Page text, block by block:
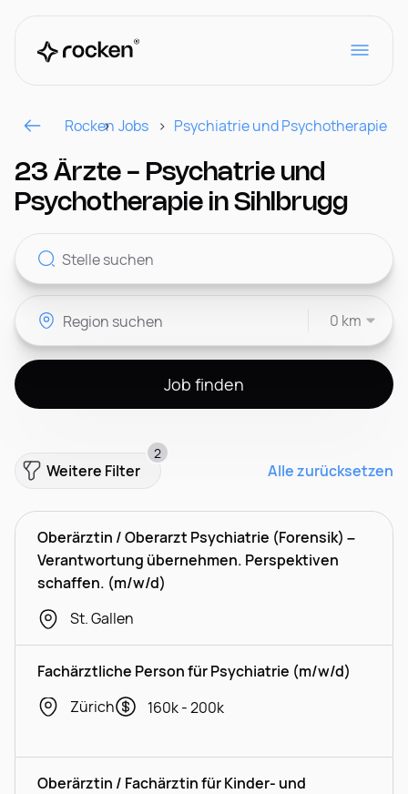
Für Arbeitgeber
Kontakt
CH
Rocken Jobs Psychiatrie und Psychotherapie
23 Ärzte - Psychatrie und
Psychotherapie in Sihlbrugg
0 km
Job finden
Weitere Filter
2
Alle zurücksetzen
Oberärztin / Oberarzt Psychiatrie (Forensik) –
Verantwortung übernehmen. Perspektiven
schaffen. (m/w/d)
St. Gallen
Fachärztliche Person für Psychiatrie (m/w/d)
Zürich
160k - 200k
Oberärztin / Fachärztin für Kinder- und